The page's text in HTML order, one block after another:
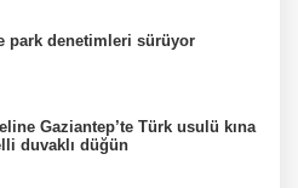
park denetimleri sürüyor
Gaziantep’te Türk usulü kına
duvaklı düğün